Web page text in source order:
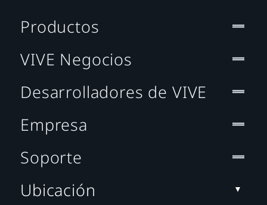
Productos
VIVE Negocios
Desarrolladores de VIVE
Empresa
Soporte
Ubicación